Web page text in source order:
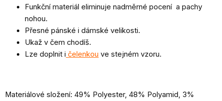
Funkční materiál eliminuje nadměrné pocení a pachy
nohou.
Přesné pánské i dámské velikosti.
Ukaž v čem chodíš.
Lze doplnit i čelenkou ve stejném vzoru.
Materiálové složení: 49% Polyester, 48% Polyamid, 3%